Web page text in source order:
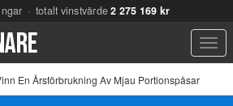
· totalt vinstvärde2 275 169 kr
En Årsförbrukning Av Mjau Portionspåsar